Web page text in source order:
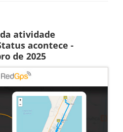
atividade
acontece -
de 2025